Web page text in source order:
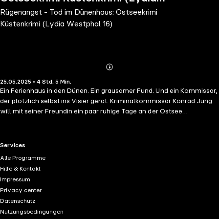
Westphal 16)
Rügenangst - Tod im Dünenhaus: Ostseekrimi
Küstenkrimi (Lydia Westphal 16)
Mehr
25.05.2025 • 4 Std. 5 Min.
Ein Ferienhaus in den Dünen. Ein grausamer Fund. Und ein Kommissar,
der plötzlich selbst ins Visier gerät. Kriminalkommissar Konrad Jung
will mit seiner Freundin ein paar ruhige Tage an der Ostsee
Westphal den Tatort erreicht, überschlagen sich die Ereignisse – und
allen Seiten gerät Konrad zunehmend ins Straucheln – bald stehen
auch sein Leben.
RTL+ useful links.
Services
Alle Programme
Hilfe & Kontakt
Impressum
Privacy center
Datenschutz
Nutzungsbedingungen